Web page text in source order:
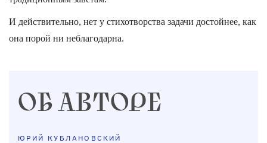
И действительно, нет у стихотворства задачи достойнее, как
она порой ни неблагодарна.
ОБ АВТОРЕ
ЮРИЙ КУБЛАНОВСКИЙ